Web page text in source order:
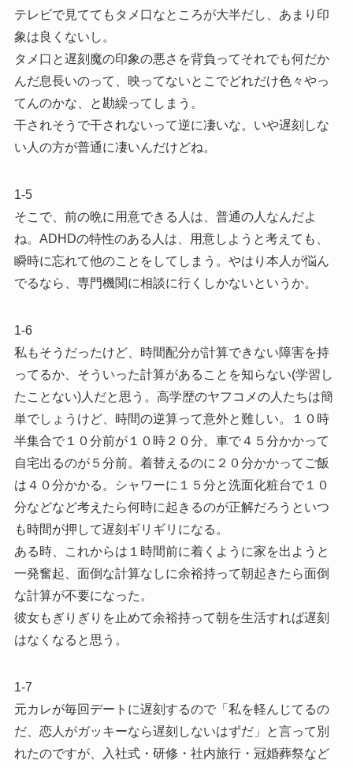
テレビで見ててもタメ口なところが大半だし、あまり印
象は良くないし。
タメ口と遅刻魔の印象の悪さを背負ってそれでも何だか
んだ息長いのって、映ってないとこでどれだけ色々やっ
てんのかな、と勘繰ってしまう。
干されそうで干されないって逆に凄いな。いや遅刻しな
い人の方が普通に凄いんだけどね。
1-5
そこで、前の晩に用意できる人は、普通の人なんだよ
ね。ADHDの特性のある人は、用意しようと考えても、
瞬時に忘れて他のことをしてしまう。やはり本人が悩ん
でるなら、専門機関に相談に行くしかないというか。
1-6
私もそうだったけど、時間配分が計算できない障害を持
ってるか、そういった計算があることを知らない(学習し
たことない)人だと思う。高学歴のヤフコメの人たちは簡
単でしょうけど、時間の逆算って意外と難しい。１０時
半集合で１０分前が１０時２０分。車で４５分かかって
自宅出るのが５分前。着替えるのに２０分かかってご飯
は４０分かかる。シャワーに１５分と洗面化粧台で１０
分などなど考えたら何時に起きるのが正解だろうといつ
も時間が押して遅刻ギリギリになる。
ある時、これからは１時間前に着くように家を出ようと
一発奮起、面倒な計算なしに余裕持って朝起きたら面倒
な計算が不要になった。
彼女もぎりぎりを止めて余裕持って朝を生活すれば遅刻
はなくなると思う。
1-7
元カレが毎回デートに遅刻するので「私を軽んじてるの
だ、恋人がガッキーなら遅刻しないはずだ」と言って別
れたのですが、入社式・研修・社内旅行・冠婚葬祭など